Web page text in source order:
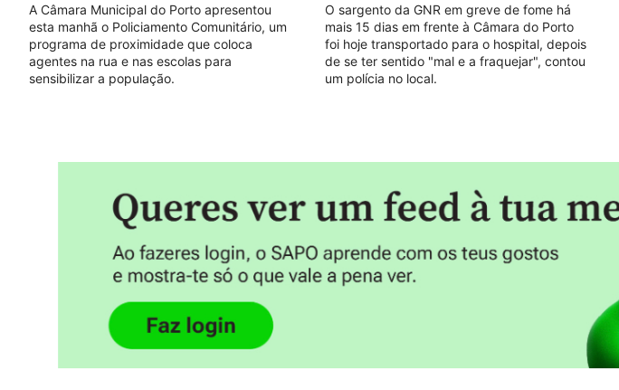
A Câmara Municipal do Porto apresentou
esta manhã o Policiamento Comunitário, um
programa de proximidade que coloca
agentes na rua e nas escolas para
sensibilizar a população.
O sargento da GNR em greve de fome há
mais 15 dias em frente à Câmara do Porto
foi hoje transportado para o hospital, depois
de se ter sentido "mal e a fraquejar", contou
um polícia no local.